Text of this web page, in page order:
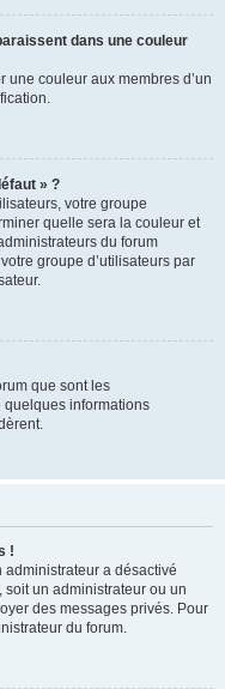
dans une couleur
une couleur aux membres d’un
» ?
votre groupe
quelle sera la couleur et
du forum
groupe d’utilisateurs par
que sont les
quelques informations
!
administrateur a désactivé
un administrateur ou un
des messages privés. Pour
du forum.